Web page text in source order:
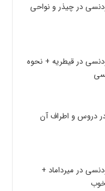
در چیذر و نواحی
در قیطریه + نحوه
دروس و اطراف آن
در میرداماد +